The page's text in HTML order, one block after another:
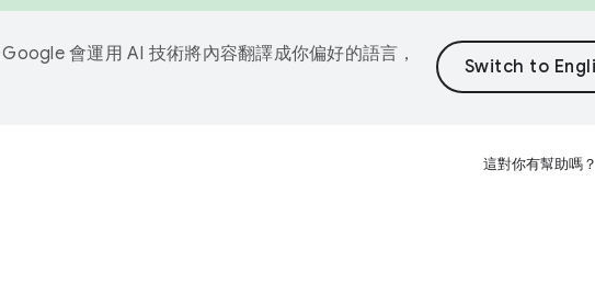
Google 會運用 AI 技術將內容翻譯成你偏好的語言，
這對你有幫助嗎？